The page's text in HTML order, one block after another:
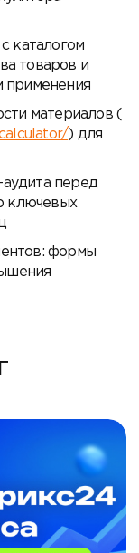
каталогом
товаров и
применения
материалов (
) для
перед
ключевых
формы